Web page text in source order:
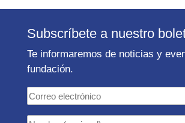
Subscríbete a nuestro
Te informaremos de noticias y
fundación.